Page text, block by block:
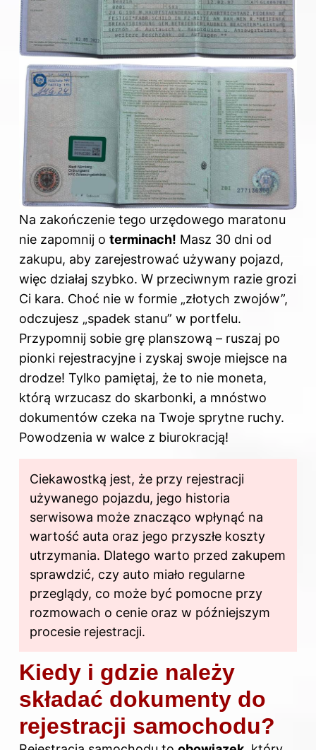
Na zakończenie tego urzędowego maratonu
nie zapomnij o terminach! Masz 30 dni od
zakupu, aby zarejestrować używany pojazd,
więc działaj szybko. W przeciwnym razie grozi
Ci kara. Choć nie w formie „złotych zwojów”,
odczujesz „spadek stanu” w portfelu.
Przypomnij sobie grę planszową – ruszaj po
pionki rejestracyjne i zyskaj swoje miejsce na
drodze! Tylko pamiętaj, że to nie moneta,
którą wrzucasz do skarbonki, a mnóstwo
dokumentów czeka na Twoje sprytne ruchy.
Powodzenia w walce z biurokracją!
Ciekawostką jest, że przy rejestracji
używanego pojazdu, jego historia
serwisowa może znacząco wpłynąć na
wartość auta oraz jego przyszłe koszty
utrzymania. Dlatego warto przed zakupem
sprawdzić, czy auto miało regularne
przeglądy, co może być pomocne przy
rozmowach o cenie oraz w późniejszym
procesie rejestracji.
Kiedy i gdzie należy
składać dokumenty do
rejestracji samochodu?